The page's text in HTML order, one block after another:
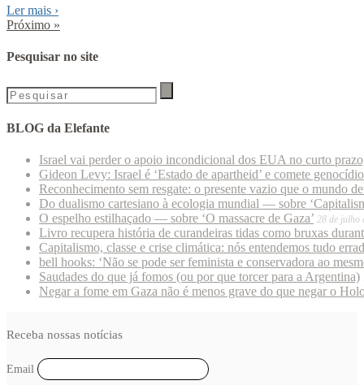
Ler mais ›
Próximo »
Pesquisar no site
BLOG da Elefante
Israel vai perder o apoio incondicional dos EUA no curto
Gideon Levy: Israel é ‘Estado de apartheid’ e comete
Reconhecimento sem resgate: o presente vazio que o mundo
Do dualismo cartesiano à ecologia mundial — sobre
O espelho estilhaçado — sobre ‘O massacre de Gaza’ 28 de julho
Livro recupera história de curandeiras tidas como bruxas
Capitalismo, classe e crise climática: nós entendemos tudo
bell hooks: ‘Não se pode ser feminista e conservadora ao
Saudades do que já fomos (ou por que torcer para a Argentina)
Negar a fome em Gaza não é menos grave do que negar o
Receba nossas notícias
Email